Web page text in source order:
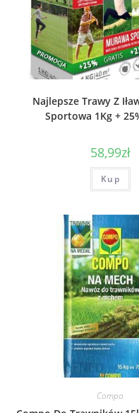
Najlepsze Trawy Z
Sportowa 1Kg +
58,99zł
Kup
Compo